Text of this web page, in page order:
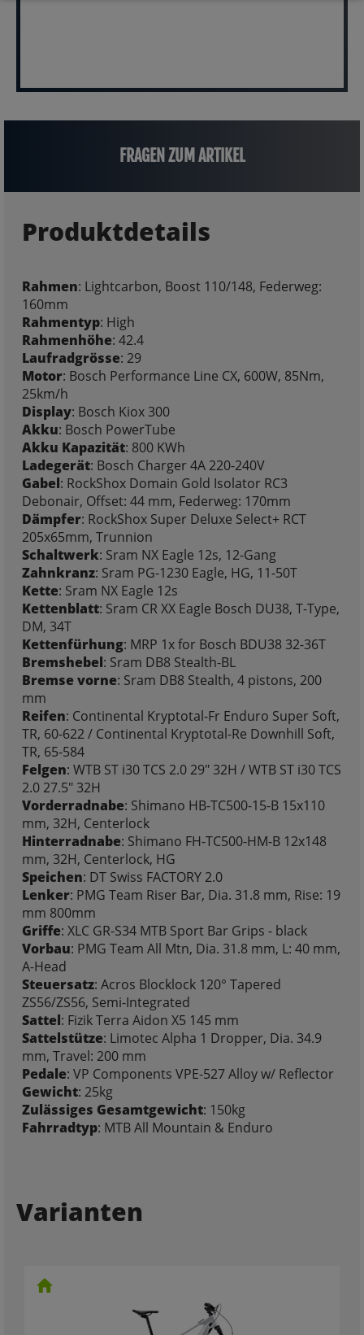
FRAGEN ZUM ARTIKEL
Produktdetails
Rahmen: Lightcarbon, Boost 110/148, Federweg:
160mm
Rahmentyp: High
Rahmenhöhe: 42.4
Laufradgrösse: 29
Motor: Bosch Performance Line CX, 600W, 85Nm,
25km/h
Display: Bosch Kiox 300
Akku: Bosch PowerTube
Akku Kapazität: 800 KWh
Ladegerät: Bosch Charger 4A 220-240V
Gabel: RockShox Domain Gold Isolator RC3
Debonair, Offset: 44 mm, Federweg: 170mm
Dämpfer: RockShox Super Deluxe Select+ RCT
205x65mm, Trunnion
Schaltwerk: Sram NX Eagle 12s, 12-Gang
Zahnkranz: Sram PG-1230 Eagle, HG, 11-50T
Kette: Sram NX Eagle 12s
Kettenblatt: Sram CR XX Eagle Bosch DU38, T-Type,
DM, 34T
Kettenfürhung: MRP 1x for Bosch BDU38 32-36T
Bremshebel: Sram DB8 Stealth-BL
Bremse vorne: Sram DB8 Stealth, 4 pistons, 200
mm
Reifen: Continental Kryptotal-Fr Enduro Super Soft,
TR, 60-622 / Continental Kryptotal-Re Downhill Soft,
TR, 65-584
Felgen: WTB ST i30 TCS 2.0 29" 32H / WTB ST i30 TCS
2.0 27.5" 32H
Vorderradnabe: Shimano HB-TC500-15-B 15x110
mm, 32H, Centerlock
Hinterradnabe: Shimano FH-TC500-HM-B 12x148
mm, 32H, Centerlock, HG
Speichen: DT Swiss FACTORY 2.0
Lenker: PMG Team Riser Bar, Dia. 31.8 mm, Rise: 19
mm 800mm
Griffe: XLC GR-S34 MTB Sport Bar Grips - black
Vorbau: PMG Team All Mtn, Dia. 31.8 mm, L: 40 mm,
A-Head
Steuersatz: Acros Blocklock 120° Tapered
ZS56/ZS56, Semi-Integrated
Sattel: Fizik Terra Aidon X5 145 mm
Sattelstütze: Limotec Alpha 1 Dropper, Dia. 34.9
mm, Travel: 200 mm
Pedale: VP Components VPE-527 Alloy w/ Reflector
Gewicht: 25kg
Zulässiges Gesamtgewicht: 150kg
Fahrradtyp: MTB All Mountain & Enduro
Varianten